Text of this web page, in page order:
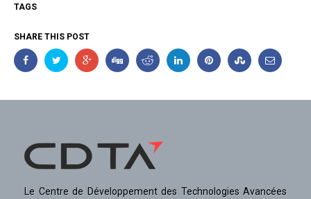
TAGS
SHARE THIS POST
Le Centre de Développement des Technologies Avancées